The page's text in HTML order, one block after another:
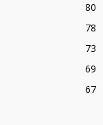
80
78
73
69
67